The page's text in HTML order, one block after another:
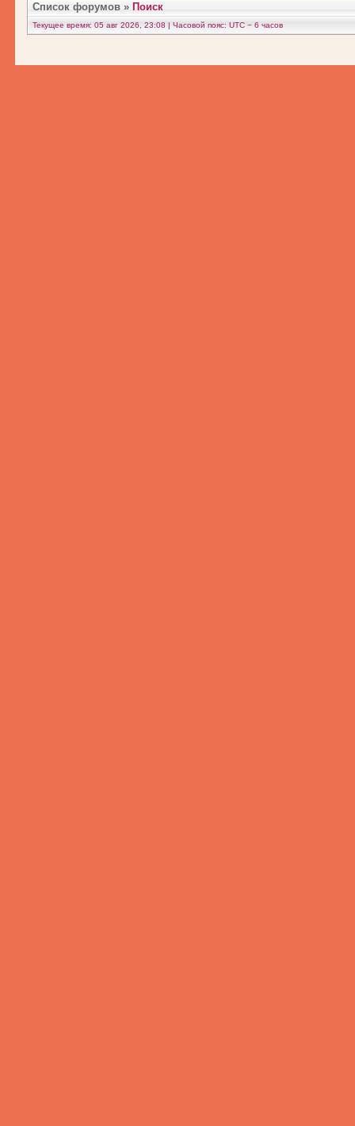
Список форумов » Поиск
Текущее время: 05 авг 2026, 23:08 | Часовой пояс: UTC − 6 часов